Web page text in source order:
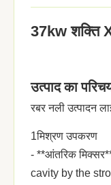
37kw शक्ति
उत्पाद का
रबर नली उत्पादन
1मिश्रण उपकरण
- **आंतरिक
cavity by the